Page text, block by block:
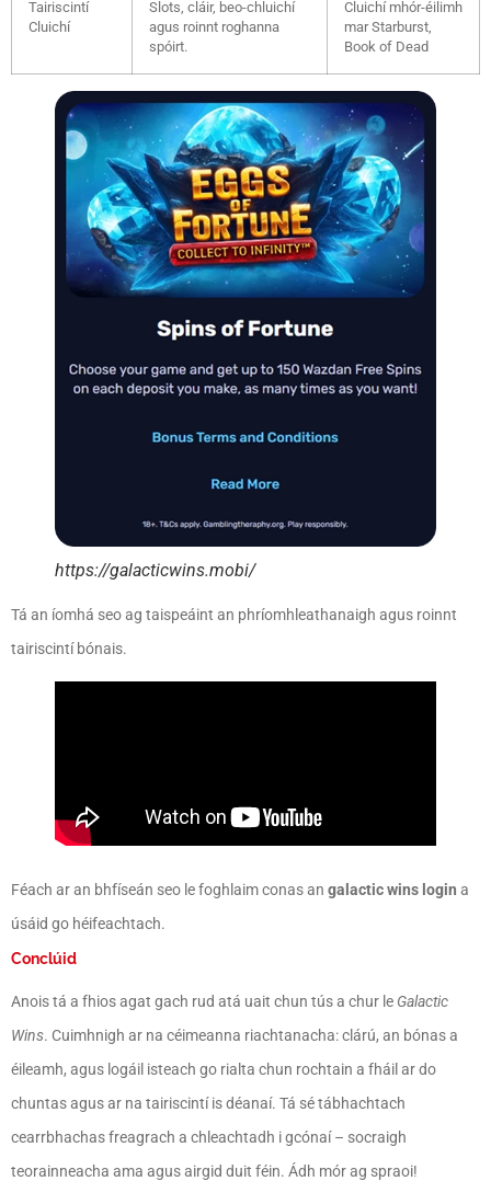
Tairiscintí
Cluichí
Slots, cláir, beo-chluichí
agus roinnt roghanna
spóirt.
Cluichí mhór-éilimh
mar Starburst,
Book of Dead
https://galacticwins.mobi/
Tá an íomhá seo ag taispeáint an phríomhleathanaigh agus roinnt
tairiscintí bónais.
Féach ar an bhfíseán seo le foghlaim conas an galactic wins login a
úsáid go héifeachtach.
Conclúid
Anois tá a fhios agat gach rud atá uait chun tús a chur le Galactic
Wins. Cuimhnigh ar na céimeanna riachtanacha: clárú, an bónas a
éileamh, agus logáil isteach go rialta chun rochtain a fháil ar do
chuntas agus ar na tairiscintí is déanaí. Tá sé tábhachtach
cearrbhachas freagrach a chleachtadh i gcónaí – socraigh
teorainneacha ama agus airgid duit féin. Ádh mór ag spraoi!